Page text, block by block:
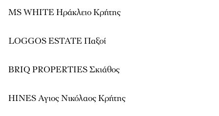
MS WHITE Ηράκλειο Κρήτης
LOGGOS ESTATE Παξοί
BRIQ PROPERTIES Σκιάθος
HINES Αγιος Νικόλαος Κρήτης